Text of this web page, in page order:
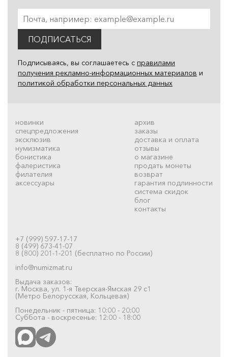
ПОДПИСАТЬСЯ
Подписываясь, вы соглашаетесь с правилами
получения рекламно-информационных материалов и
политикой обработки персональных данных
новинки
спецпредложения
эксклюзив
нумизматика
бонистика
фалеристика
филателия
аксессуары
архив
заказы
доставка и оплата
отзывы
о магазине
продать монеты
возврат
гарантия подлинности
система скидок
блог
контакты
+7 (999) 597-17-17
8 (499) 673-41-07
8 (800) 201-1-201 (бесплатно по России)
info@numizmat.ru
Выдача заказов:
г. Москва, ул. 1-я Тверская-Ямская 29 с1
(Метро Белорусская, Кольцевая)
Понедельник - пятница: 10:00 - 20:00
Суббота - воскресенье: 12:00 - 18:00